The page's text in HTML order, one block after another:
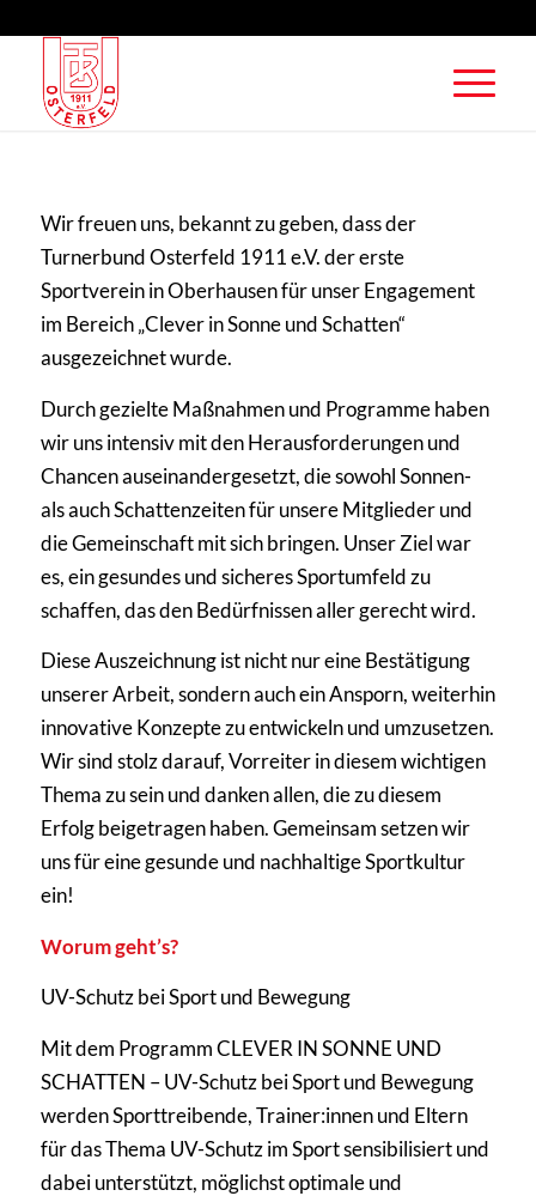
Wir freuen uns, bekannt zu geben, dass der
Turnerbund Osterfeld 1911 e.V. der erste
Sportverein in Oberhausen für unser Engagement
im Bereich „Clever in Sonne und Schatten“
ausgezeichnet wurde.
Durch gezielte Maßnahmen und Programme haben
wir uns intensiv mit den Herausforderungen und
Chancen auseinandergesetzt, die sowohl Sonnen-
als auch Schattenzeiten für unsere Mitglieder und
die Gemeinschaft mit sich bringen. Unser Ziel war
es, ein gesundes und sicheres Sportumfeld zu
schaffen, das den Bedürfnissen aller gerecht wird.
Diese Auszeichnung ist nicht nur eine Bestätigung
unserer Arbeit, sondern auch ein Ansporn, weiterhin
innovative Konzepte zu entwickeln und umzusetzen.
Wir sind stolz darauf, Vorreiter in diesem wichtigen
Thema zu sein und danken allen, die zu diesem
Erfolg beigetragen haben. Gemeinsam setzen wir
uns für eine gesunde und nachhaltige Sportkultur
ein!
Worum geht’s?
UV-Schutz bei Sport und Bewegung
Mit dem Programm CLEVER IN SONNE UND
SCHATTEN – UV-Schutz bei Sport und Bewegung
werden Sporttreibende, Trainer:innen und Eltern
für das Thema UV-Schutz im Sport sensibilisiert und
dabei unterstützt, möglichst optimale und